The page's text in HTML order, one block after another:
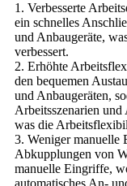
1. Verbesserte
ein schnelles
und Anbaugeräte,
verbessert.
2. Erhöhte
den bequemen
und Anbaugeräten,
Arbeitsszenarien und
was die
3. Weniger
Abkupplungen von
manuelle Eingriffe,